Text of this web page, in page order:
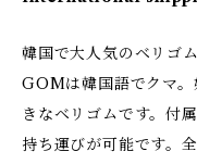
韓国で大人気のベリゴ
GOMは韓国語でクマ
きなベリゴムです。付
持ち運びが可能です。